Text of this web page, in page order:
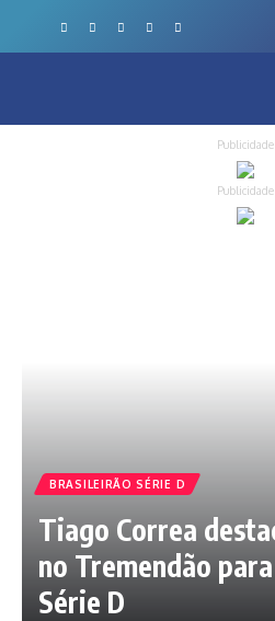
Publicidade
Publicidade
BRASILEIRÃO SÉRIE D
Tiago Correa
no Tremendão
Série D